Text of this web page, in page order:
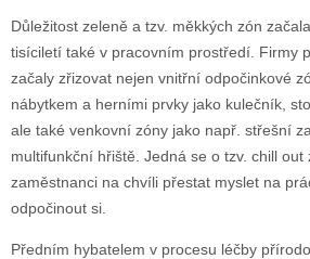
Důležitost zeleně a tzv. měkkých zón
tisíciletí také v pracovním prostředí. Firmy
začaly zřizovat nejen vnitřní odpočinkové
nábytkem a herními prvky jako kulečník,
ale také venkovní zóny jako např. střešní
multifunkční hřiště. Jedná se o tzv. chill out
zaměstnanci na chvíli přestat myslet na
odpočinout si.
Předním hybatelem v procesu léčby